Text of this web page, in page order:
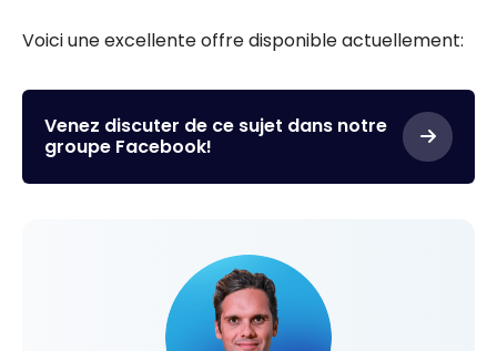
Voici une excellente offre disponible actuellement:
Venez discuter de ce sujet dans notre
groupe Facebook!